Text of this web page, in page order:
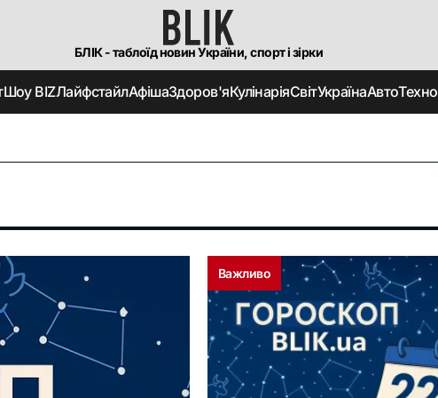
БЛІК - таблоїд новин України, спорт і зірки
Шоу BIZЛайфстайлАфішаЗдоров'яКулінаріяСвітУкраїнаАвтоТехно
Важливо